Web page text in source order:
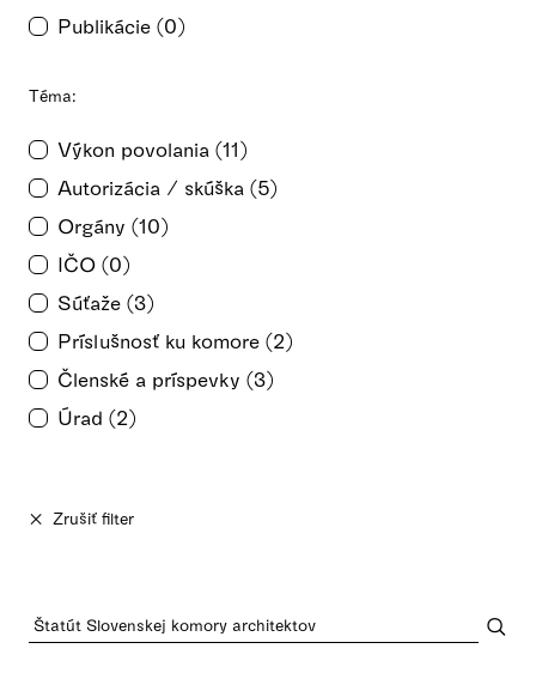
Publikácie (0)
Téma:
Výkon povolania (11)
Autorizácia / skúška (5)
Orgány (10)
IČO (0)
Súťaže (3)
Príslušnosť ku komore (2)
Členské a príspevky (3)
Úrad (2)
Zrušiť filter